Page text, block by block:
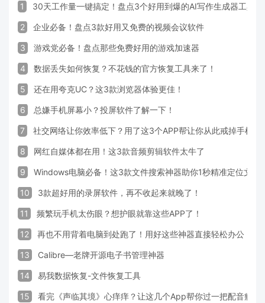
1 30天工作量一键搞定！盘点3个好用到爆的AI写作生成器工具
2 企业必备！盘点3款好用又免费的视频会议软件
3 游戏党必备！盘点那些免费好用的游戏加速器
4 数据丢失如何恢复？不花钱的官方恢复工具来了！
5 还在用夸克UC？这3款浏览器体验更佳！
6 总嫌手机屏幕小？投屏软件了解一下！
7 社交网络让你效率低下？用了这3个APP帮让你从此戒掉手机！
8 网红自媒体都在用！这3款音频剪辑软件太牛了
9 Windows电脑必备！这3款文件搜索神器助你1秒精准定位文件
10 3款超好用的录屏软件，再不收起来就晚了！
11 频繁玩手机太伤眼？想护眼就靠这些APP了！
12 再也不用背着电脑到处跑了！用好这些神器直接轻松办公
13 Calibre—老牌开源电子书管理神器
14 易我数据恢复-文件恢复工具
15 看完《声临其境》心痒痒？让这几个App帮你过一把配音瘾